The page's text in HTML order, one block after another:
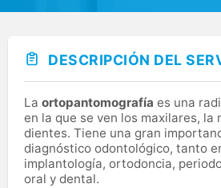
continuamente la calidad de los
cliente. En Policlínica La Real
médica personalizada y de
que miman y se preocupan por tu
DESCRIPCIÓN DEL
La ortopantomografía es una
en la que se ven los maxilares, la
dientes. Tiene una gran
diagnóstico odontológico, tanto
implantología, ortodoncia,
oral y dental.